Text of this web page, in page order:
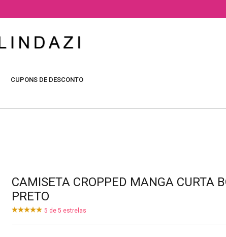
CUPONS DE DESCONTO
CAMISETA CROPPED MANGA CURTA
PRETO
5 de 5 estrelas